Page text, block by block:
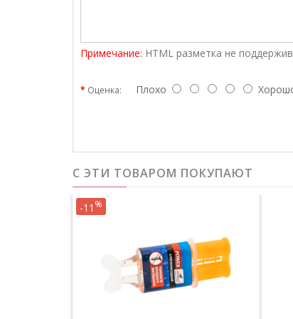
Примечание: HTML разметка не
Оценка: Плохо
С ЭТИ ТОВАРОМ ПОКУПАЮТ
-11 %